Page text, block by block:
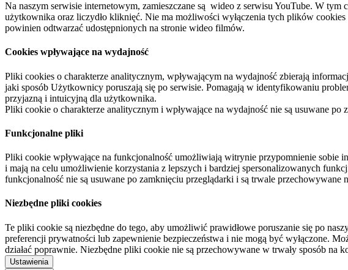
Na naszym serwisie internetowym, zamieszczane są wideo z serwisu YouTube. W
użytkownika oraz liczydło kliknięć. Nie ma możliwości wyłączenia tych plików
powinien odtwarzać udostępnionych na stronie wideo filmów.
Cookies wpływające na wydajność
Pliki cookies o charakterze analitycznym, wpływającym na wydajność zbierają
jaki sposób Użytkownicy poruszają się po serwisie. Pomagają w identyfikowaniu
przyjazną i intuicyjną dla użytkownika.
Pliki cookie o charakterze analitycznym i wpływające na wydajność nie są usuwane
Funkcjonalne pliki
Pliki cookie wpływające na funkcjonalność umożliwiają witrynie przypomnienie
i mają na celu umożliwienie korzystania z lepszych i bardziej spersonalizowanych
funkcjonalność nie są usuwane po zamknięciu przeglądarki i są trwale przechowywane
Niezbędne pliki cookies
Te pliki cookie są niezbędne do tego, aby umożliwić prawidłowe poruszanie się po
preferencji prywatności lub zapewnienie bezpieczeństwa i nie mogą być wyłączone.
działać poprawnie. Niezbędne pliki cookie nie są przechowywane w trwały sposób
Ustawienia